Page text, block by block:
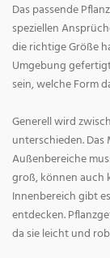
Das passende
speziellen
die richtige Größe
Umgebung
sein, welche Form
Generell wird
unterschieden.
Außenbereiche
groß, können auch
Innenbereich gibt
entdecken.
da sie leicht und